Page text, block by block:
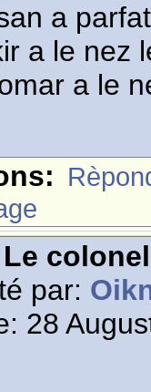
a
a le nez
a le
Le
par:
28